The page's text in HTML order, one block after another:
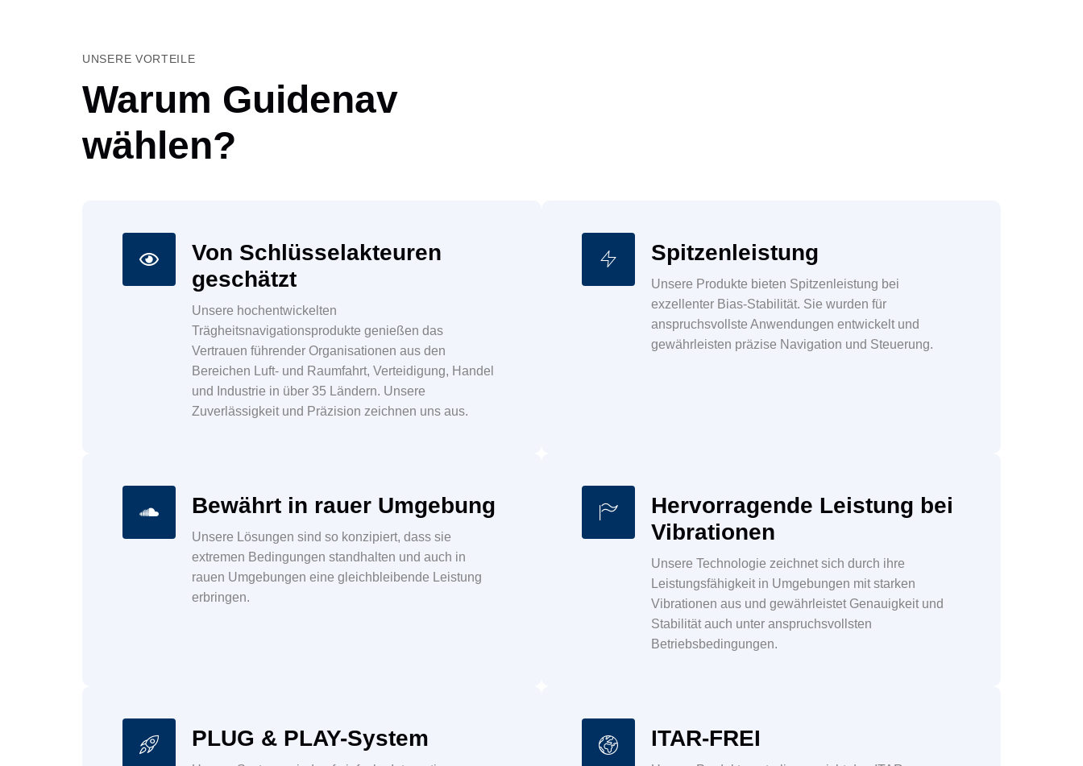
UNSERE VORTEILE
Warum Guidenav
wählen?
Von Schlüsselakteuren
geschätzt
Unsere hochentwickelten
Trägheitsnavigationsprodukte genießen das
Vertrauen führender Organisationen aus den
Bereichen Luft- und Raumfahrt, Verteidigung, Handel
und Industrie in über 35 Ländern. Unsere
Zuverlässigkeit und Präzision zeichnen uns aus.
Spitzenleistung
Unsere Produkte bieten Spitzenleistung bei
exzellenter Bias-Stabilität. Sie wurden für
anspruchsvollste Anwendungen entwickelt und
gewährleisten präzise Navigation und Steuerung.
Bewährt in rauer Umgebung
Unsere Lösungen sind so konzipiert, dass sie
extremen Bedingungen standhalten und auch in
rauen Umgebungen eine gleichbleibende Leistung
erbringen.
Hervorragende Leistung bei
Vibrationen
Unsere Technologie zeichnet sich durch ihre
Leistungsfähigkeit in Umgebungen mit starken
Vibrationen aus und gewährleistet Genauigkeit und
Stabilität auch unter anspruchsvollsten
Betriebsbedingungen.
PLUG & PLAY-System ITAR-FREI